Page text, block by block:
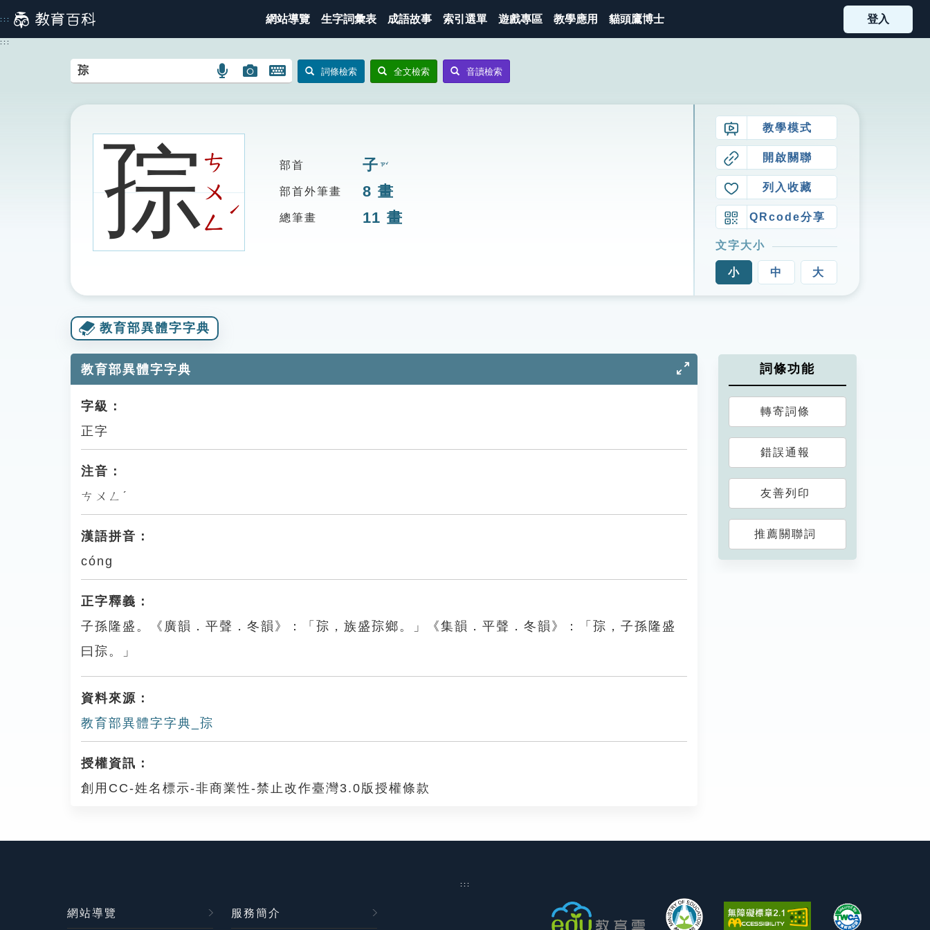
到
主
::: 網站導覽 生字詞彙表 成語故事 索引選單 遊戲專區 教學應用 貓頭鷹博士 登入
:::
語
搜
圖
圖
搜
開
鍵
詞條檢索 全文檢索 音讀檢索
孮ㄘ
ㄨ
ㄥ
ˊ
部首 子 ㄗˇ
部首外筆畫 8 畫
總筆畫 11 畫
教學模式
開啟關聯
列入收藏
QRcode分享
文字大小
小 中 大
教育部異體字字典
教育部異體字字典
字級：
正字
注音：
ㄘㄨㄥˊ
漢語拼音：
cóng
正字釋義：
子孫隆盛。《廣韻．平聲．冬韻》：「孮，族盛孮鄉。」《集韻．平聲．冬韻》：「孮，子孫隆盛
曰孮。」
資料來源：
教育部異體字字典_孮
授權資訊：
創用CC-姓名標示-非商業性-禁止改作臺灣3.0版授權條款
詞條功能
轉寄詞條
錯誤通報
友善列印
推薦關聯詞
:::
網站導覽 服務簡介